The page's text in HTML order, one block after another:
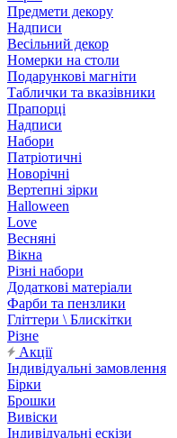
Предмети декору
Надписи
Весільний декор
Номерки на столи
Подарункові магніти
Таблички та вказівники
Прапорці
Надписи
Набори
Патріотичні
Новорічні
Вертепні зірки
Halloween
Love
Весняні
Вікна
Різні набори
Додаткові матеріали
Фарби та пензлики
Гліттери \ Блискітки
Різне
Акції
Індивідуальні замовлення
Бірки
Брошки
Вивіски
Індивідуальні ескізи